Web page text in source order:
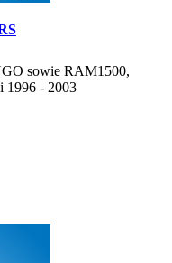
sowie RAM1500,
- 2003